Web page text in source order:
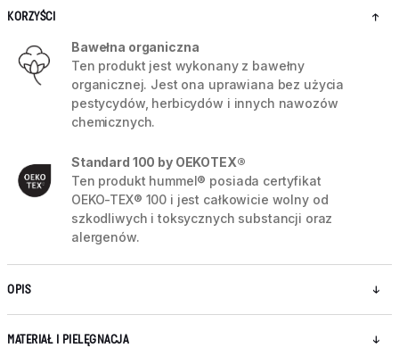
KORZYŚCI
Bawełna organiczna
Ten produkt jest wykonany z bawełny
organicznej. Jest ona uprawiana bez użycia
pestycydów, herbicydów i innych nawozów
chemicznych.
Standard 100 by OEKOTEX®
Ten produkt hummel® posiada certyfikat
OEKO-TEX® 100 i jest całkowicie wolny od
szkodliwych i toksycznych substancji oraz
alergenów.
OPIS
MATERIAŁ I PIELĘGNACJA